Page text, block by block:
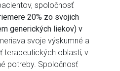
spoločnosť
20% zo svojich
generických liekov) v
svoje výskumné a
terapeutických oblastí, v
potreby. Spoločnosť